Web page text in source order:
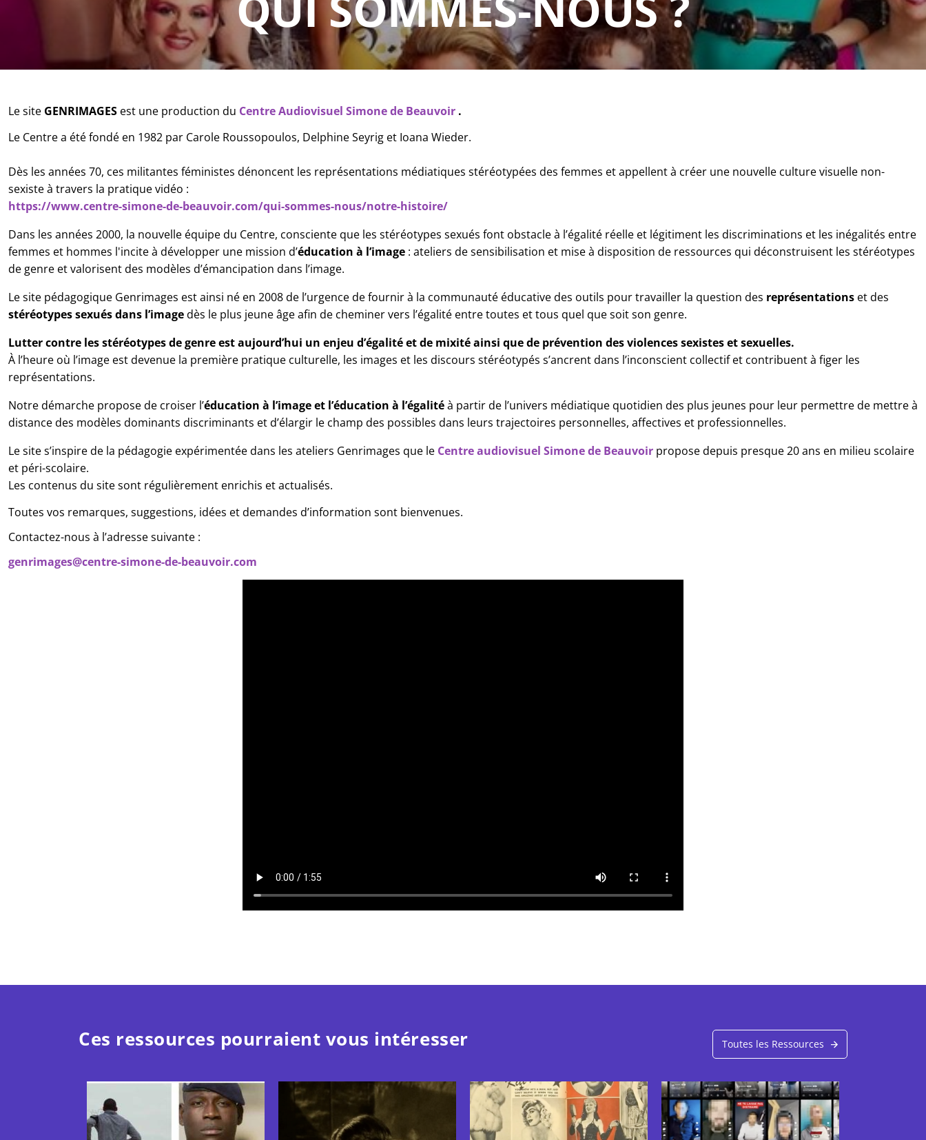
Le site GENRIMAGES est une production du Centre Audiovisuel Simone de Beauvoir .
Le Centre a été fondé en 1982 par Carole Roussopoulos, Delphine Seyrig et Ioana Wieder.
Dès les années 70, ces militantes féministes dénoncent les représentations médiatiques stéréotypées des femmes et appellent à créer une nouvelle culture visuelle non-
sexiste à travers la pratique vidéo :
https://www.centre-simone-de-beauvoir.com/qui-sommes-nous/notre-histoire/
Dans les années 2000, la nouvelle équipe du Centre, consciente que les stéréotypes sexués font obstacle à l’égalité réelle et légitiment les discriminations et les inégalités entre
femmes et hommes l'incite à développer une mission d’éducation à l’image : ateliers de sensibilisation et mise à disposition de ressources qui déconstruisent les stéréotypes
de genre et valorisent des modèles d’émancipation dans l’image.
Le site pédagogique Genrimages est ainsi né en 2008 de l’urgence de fournir à la communauté éducative des outils pour travailler la question des représentations et des
stéréotypes sexuésdans l’imagedès le plus jeune âge afin de cheminer vers l’égalité entre toutes et tous quel que soit son genre.
Lutter contre les stéréotypes de genre est aujourd’hui un enjeu d’égalité et de mixité ainsi que de prévention des violences sexistes et sexuelles.
À l’heure où l’image est devenue la première pratique culturelle, les images et les discours stéréotypés s’ancrent dans l’inconscient collectif et contribuent à figer les
représentations.
Notre démarche propose de croiser l’éducation à l’image et l’éducation à l’égalité à partir de l’univers médiatique quotidien des plus jeunes pour leur permettre de mettre à
distance des modèles dominants discriminants et d’élargir le champ des possibles dans leurs trajectoires personnelles, affectives et professionnelles.
Le site s’inspire de la pédagogie expérimentée dans les ateliers Genrimages que le Centre audiovisuel Simone de Beauvoir propose depuis presque 20 ans en milieu scolaire
et péri-scolaire.
Les contenus du site sont régulièrement enrichis et actualisés.
Toutes vos remarques, suggestions, idées et demandes d’information sont bienvenues.
Contactez-nous à l’adresse suivante :
genrimages@centre-simone-de-beauvoir.com
Ces ressources pourraient vous intéresser Toutes les Ressources